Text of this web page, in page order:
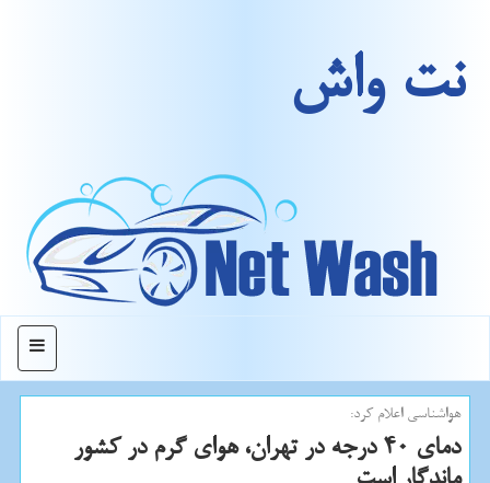
نت واش
منو
هواشناسی اعلام كرد:
دمای 40 درجه در تهران، هوای گرم در كشور